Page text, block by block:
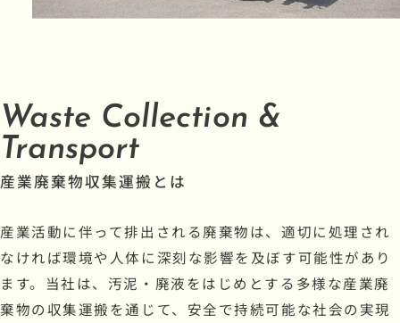
Waste Collection &
Transport
産業廃棄物収集運搬とは
産業活動に伴って排出される廃棄物は、適切に処理され
なければ環境や人体に深刻な影響を及ぼす可能性があり
ます。当社は、汚泥・廃液をはじめとする多様な産業廃
棄物の収集運搬を通じて、安全で持続可能な社会の実現